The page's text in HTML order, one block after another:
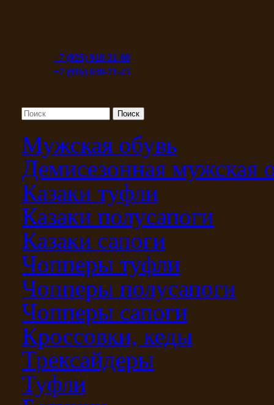
+7 (925) 910-31-00
+7 (916) 630-71-25
Мужская обувь
Демисезонная мужская
Казаки туфли
Казаки полусапоги
Казаки сапоги
Чопперы туфли
Чопперы полусапоги
Чопперы сапоги
Кроссовки, кеды
Трексайдеры
Туфли